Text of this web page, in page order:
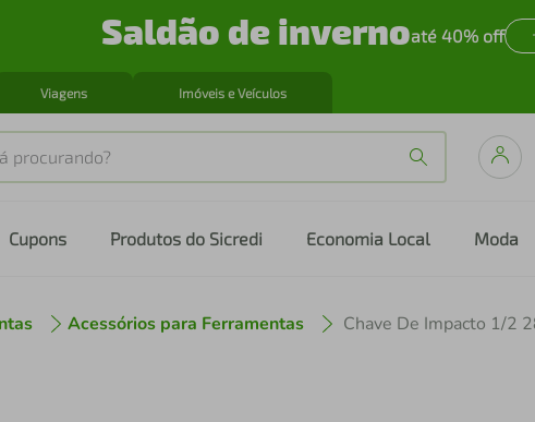
Saldão de invernoaté 40% off
Viagens Imóveis e Veículos
Cupons Produtos do Sicredi Economia Local Moda
Acessórios para Ferramentas